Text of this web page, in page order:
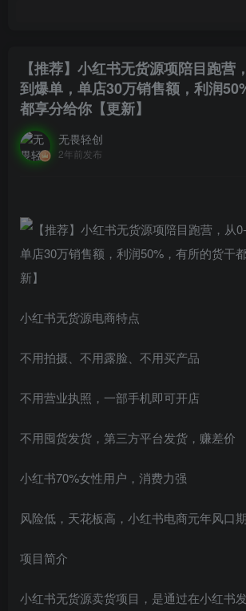
【推荐】小红书无货源项陪目‬跑营
到爆单，单店30万销售额，利润
都享分‬给你【更新】
无畏轻创
2年前发布
小红书无货源电商特点
不用拍摄、不用露脸、不用买产品
不用营业执照，一部手机即可开店
不用囤货发货，第三方平台发货，赚差价
小红书70%女性用户，消费力强
风险低，天花板高，小红书电商元年风口期
项目简介
小红书无货源卖货项目，是通过在小红书